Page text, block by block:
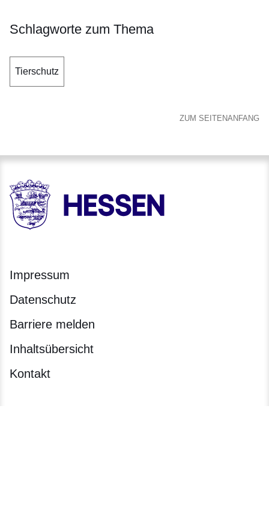
Schlagworte zum Thema
Tierschutz
ZUM SEITENANFANG
HESSEN - Hessische Landesregierung
Impressum
Datenschutz
Barriere melden
Inhaltsübersicht
Kontakt